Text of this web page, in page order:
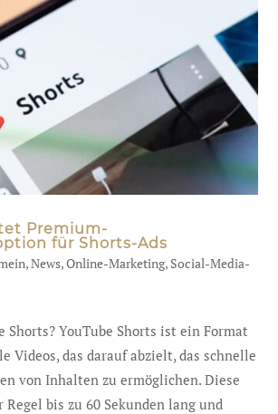
Premium-
für Shorts-Ads
,News,Online-Marketing, Social-Media-
Shorts? YouTube Shorts ist ein Format
Videos, das darauf abzielt, das schnelle
von Inhalten zu ermöglichen. Diese
bis zu 60 Sekunden lang und